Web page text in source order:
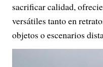
sacrificar calidad,
versátiles tanto en
objetos o escenarios